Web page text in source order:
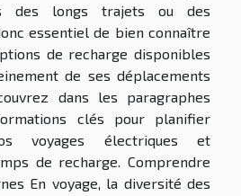
des longs trajets ou des
essentiel de bien connaître
de recharge disponibles
de ses déplacements
dans les paragraphes
clés pour planifier
voyages électriques et
de recharge. Comprendre
En voyage, la diversité des